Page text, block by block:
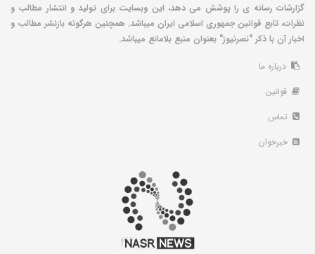
گزارشات رسانه ی را پوشش می دهد، این وبسایت برای تولید و انتشار مطالب و
نظرات، تابع قوانین جمهوری اسلامی ایران میباشد. همچنین هرگونه بازنشر مطالب و
اخبار آن با ذکر "نصرنیوز" بعنوان منبع بلامانع میباشد.
درباره ما
قوانین
تماس
خبرخوان